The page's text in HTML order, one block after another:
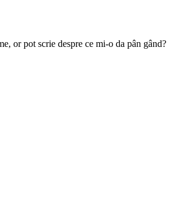
or pot scrie despre ce mi-o da pân gând?